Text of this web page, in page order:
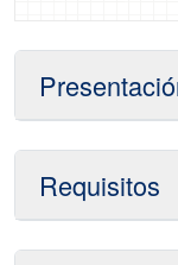
Requisitos